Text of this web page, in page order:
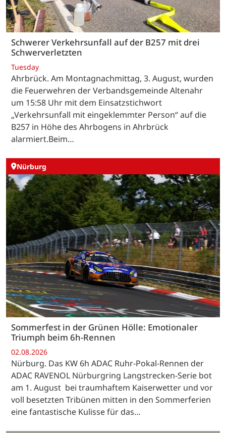
Schwerer Verkehrsunfall auf der B257 mit drei
Schwerverletzten
Tuesday
Ahrbrück. Am Montagnachmittag, 3. August, wurden
die Feuerwehren der Verbandsgemeinde Altenahr
um 15:58 Uhr mit dem Einsatzstichwort
„Verkehrsunfall mit eingeklemmter Person“ auf die
B257 in Höhe des Ahrbogens in Ahrbrück
alarmiert.Beim…
Nürburg
Sommerfest in der Grünen Hölle: Emotionaler
Triumph beim 6h-Rennen
02.08.2026
Nürburg. Das KW 6h ADAC Ruhr-Pokal-Rennen der
ADAC RAVENOL Nürburgring Langstrecken-Serie bot
am 1. August bei traumhaftem Kaiserwetter und vor
voll besetzten Tribünen mitten in den Sommerferien
eine fantastische Kulisse für das…